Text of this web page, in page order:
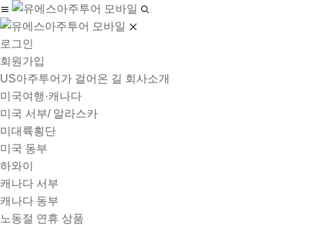
로그인
회원가입
US아주투어가 걸어온 길 회사소개
미국여행·캐나다
미국 서부/ 알라스카
미대륙횡단
미국 동부
하와이
캐나다 서부
캐나다 동부
노동절 연휴 상품